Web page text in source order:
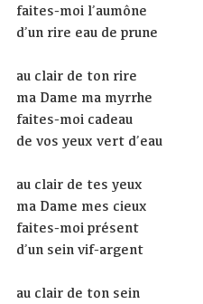
faites-moi l’aumône
d’un rire eau de prune
au clair de ton rire
ma Dame ma myrrhe
faites-moi cadeau
de vos yeux vert d’eau
au clair de tes yeux
ma Dame mes cieux
faites-moi présent
d’un sein vif-argent
au clair de ton sein